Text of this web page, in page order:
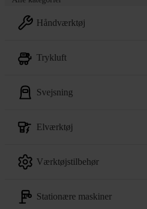
håndværktøj
trykluft
svejsning
elværktøj
værktøjstilbehør
stationære maskiner